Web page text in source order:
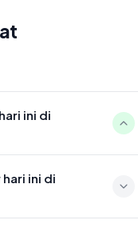
ini di
ini di